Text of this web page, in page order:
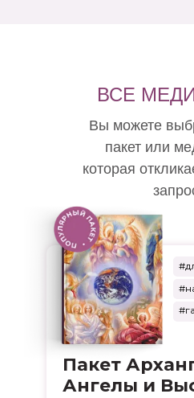
ВСЕ
Вы можете
пакет или
которая
Пакет
Ангелы и